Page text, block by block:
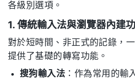
各級別選項。
1. 傳統輸入法與瀏覽器內建
對於短時間、非正式的記錄，
提供了基礎的轉寫功能。
搜狗輸入法 ：作為常用的輸